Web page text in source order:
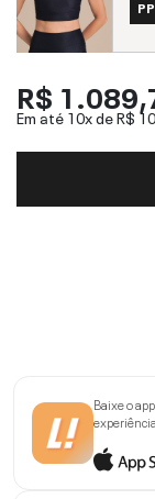
PP
R$
Em até 10x deR$
Baixe o app